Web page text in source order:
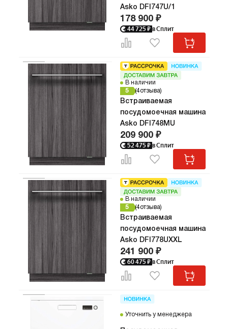
Asko DFI747U/1
178 900 ₽
44 725 ₽ в Сплит
В наличии
5
4отзыва
Встраиваемая
посудомоечная машина
Asko DFI748MU
209 900 ₽
52 475 ₽ в Сплит
В наличии
5
4отзыва
Встраиваемая
посудомоечная машина
Asko DFI778UXXL
241 900 ₽
60 475 ₽ в Сплит
Уточнить у менеджера